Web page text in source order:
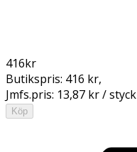
416kr
Butikspris: 416 kr,
Jmfs.pris: 13,87 kr / styck
Köp